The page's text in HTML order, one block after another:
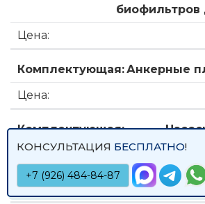
Анкерные
КОНСУЛЬТАЦИЯ БЕСПЛАТНО!
+7 (926) 484-84-87